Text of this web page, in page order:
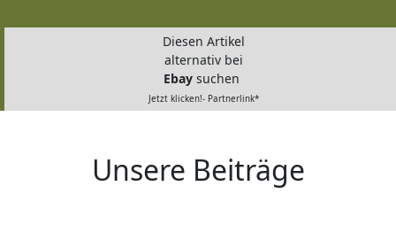
Diesen Artikel
alternativ bei
Ebay suchen
Jetzt klicken!- Partnerlink*
Unsere Beiträge